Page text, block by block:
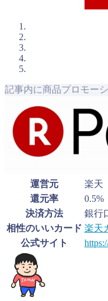
記事内に商品プロモー
運営元
楽天
還元率
0.5%
決済方法
銀行
相性のいいカード 楽天
公式サイト